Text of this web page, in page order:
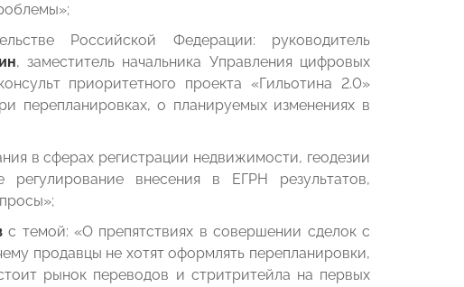
Российской Федерации: руководитель
, заместитель начальника Управления цифровых
приоритетного проекта «Гильотина 2.0»
перепланировках, о планируемых изменениях в
в сферах регистрации недвижимости, геодезии
внесения в ЕГРН результатов,
с темой: «О препятствиях в совершении сделок с
продавцы не хотят оформлять перепланировки,
рынок переводов и стритритейла на первых